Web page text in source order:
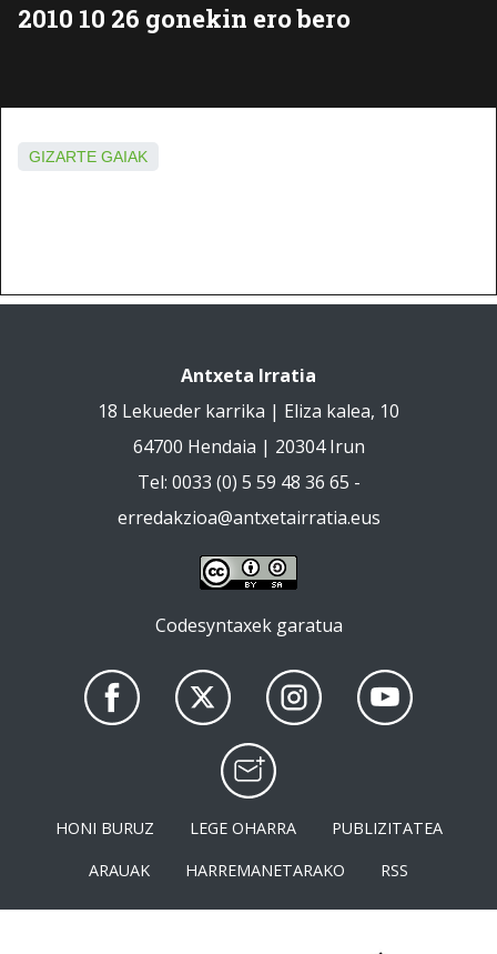
2010 10 26 gonekin ero bero
GIZARTE GAIAK
Antxeta Irratia
18 Lekueder karrika | Eliza kalea, 10
64700 Hendaia | 20304 Irun
Tel: 0033 (0) 5 59 48 36 65 -
erredakzioa@antxetairratia.eus
Codesyntaxek garatua
HONI BURUZ LEGE OHARRA
PUBLIZITATEA
ARAUAK
HARREMANETARAKO RSS